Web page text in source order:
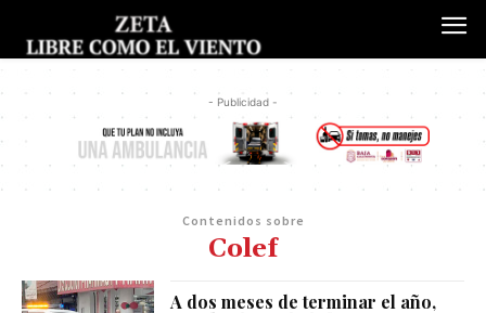
- Publicidad -
Contenidos sobre
Colef
A dos meses de terminar el año,